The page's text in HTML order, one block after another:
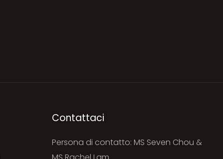
Contattaci
Persona di contatto: MS Seven Chou &